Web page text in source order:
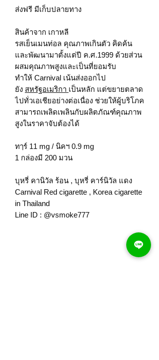
ส่งฟรี มีเก็บปลายทาง
สินค้าจาก เกาหลี
รสเย็นเมนท่อล คุณภาพเกินตัว คิดค้น
และพัฒนามาตั้งแต่ปี ค.ศ.1999 ด้วยส่วน
ผสมคุณภาพสูงและเป็นที่ยอมรับ
ทำให้ Carnival เน้นส่งออกไป
ยัง สหรัฐอเมริกา เป็นหลัก แต่ขยายตลาด
ไปทั่วเอเชียอย่างต่อเนื่อง ช่วยให้ผู้บริโภค
สามารถเพลิดเพลินกับผลิตภัณฑ์คุณภาพ
สูงในราคาจับต้องได้
ทๅร์ 11 mg / นิคฯ 0.9 mg
1 กล่องมี 200 มวน
บุหรี่ คานิวัล ร้อน , บุหรี่ คาร์นิวัล แดง
Carnival Red cigarette , Korea cigarette
in Thailand
Line ID : @vsmoke777